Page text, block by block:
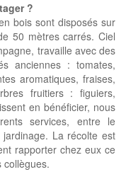
?
bois sont disposés sur
50 mètres carrés. Ciel
travaille avec des
anciennes : tomates,
aromatiques, fraises,
fruitiers : figuiers,
en bénéficier, nous
services, entre le
La récolte est
rapporter chez eux ce
collègues.